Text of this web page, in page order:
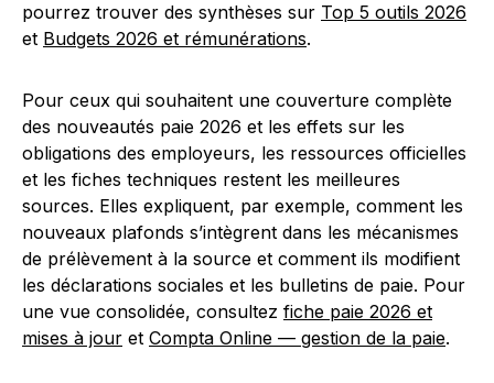
pourrez trouver des synthèses sur Top 5 outils 2026
et Budgets 2026 et rémunérations.
Pour ceux qui souhaitent une couverture complète
des nouveautés paie 2026 et les effets sur les
obligations des employeurs, les ressources officielles
et les fiches techniques restent les meilleures
sources. Elles expliquent, par exemple, comment les
nouveaux plafonds s’intègrent dans les mécanismes
de prélèvement à la source et comment ils modifient
les déclarations sociales et les bulletins de paie. Pour
une vue consolidée, consultez fiche paie 2026 et
mises à jour et Compta Online — gestion de la paie.